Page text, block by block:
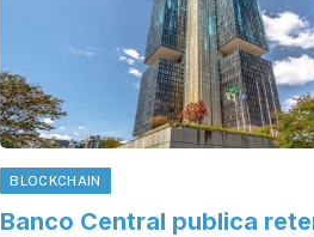
BLOCKCHAIN
Banco Central publica